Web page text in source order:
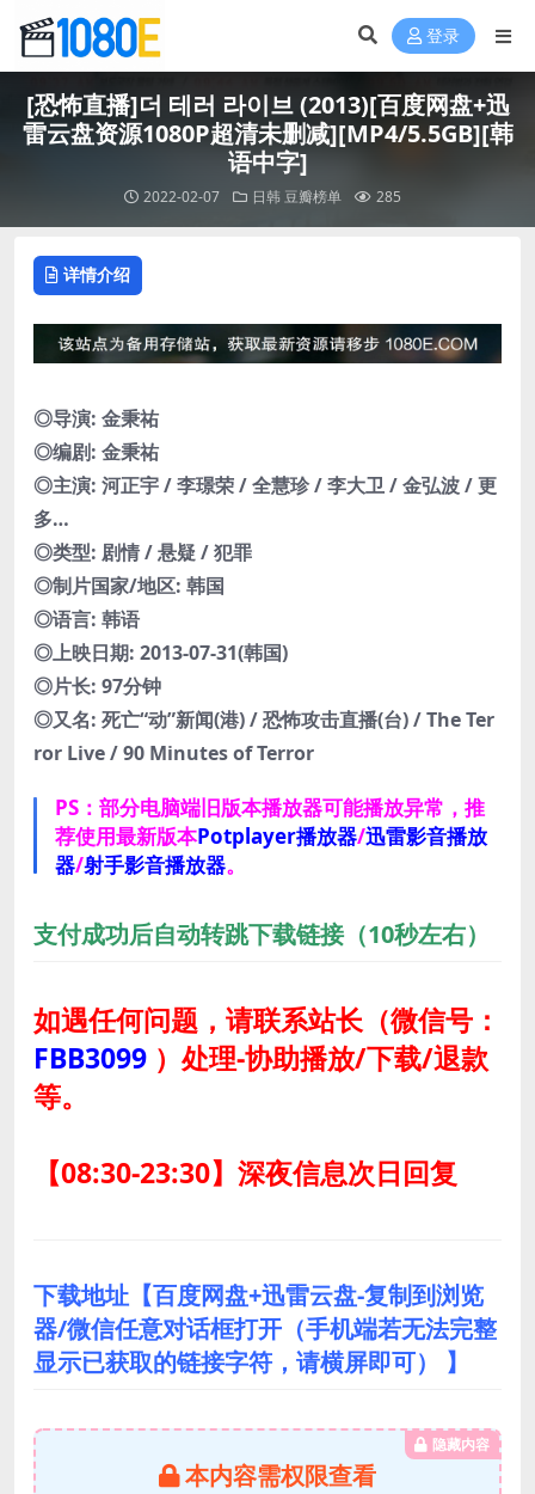
登录
[恐怖直播]더 테러 라이브 (2013)[百度网盘+迅
雷云盘资源1080P超清未删减][MP4/5.5GB][韩
语中字]
2022-02-07 日韩 豆瓣榜单 285
详情介绍
◎导演: 金秉祐
◎编剧: 金秉祐
◎主演: 河正宇 / 李璟荣 / 全慧珍 / 李大卫 / 金弘波 / 更
多…
◎类型: 剧情 / 悬疑 / 犯罪
◎制片国家/地区: 韩国
◎语言: 韩语
◎上映日期: 2013-07-31(韩国)
◎片长: 97分钟
◎又名: 死亡“动”新闻(港) / 恐怖攻击直播(台) / The Ter
ror Live / 90 Minutes of Terror
PS：部分电脑端旧版本播放器可能播放异常，推
荐使用最新版本Potplayer播放器/迅雷影音播放
器/射手影音播放器。
支付成功后自动转跳下载链接（10秒左右）
如遇任何问题，请联系站长（微信号：
FBB3099 ） 处理-协助播放/下载/退款
等。
【08:30-23:30】深夜信息次日回复
下载地址【百度网盘+迅雷云盘-复制到浏览
器/微信任意对话框打开（手机端若无法完整
显示已获取的链接字符，请横屏即可） 】
隐藏内容
本内容需权限查看